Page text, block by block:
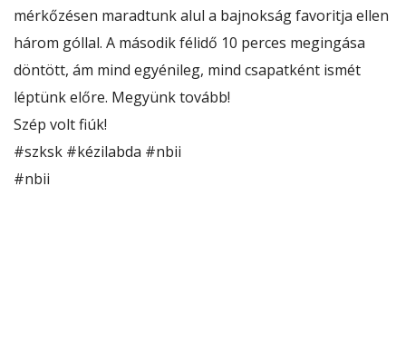
mérkőzésen maradtunk alul a bajnokság favoritja ellen
három góllal. A második félidő 10 perces megingása
döntött, ám mind egyénileg, mind csapatként ismét
léptünk előre. Megyünk tovább!
Szép volt fiúk!
#szksk #kézilabda #nbii
#nbii